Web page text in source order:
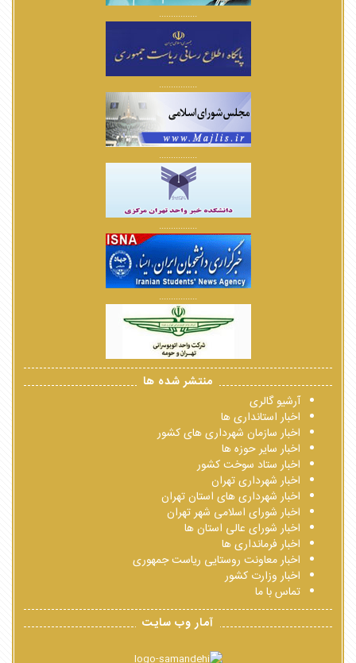
................
................
................
................
................
منتشر شده ها
آرشیو گالری
اخبار استانداری ها
اخبار سازمان شهرداری های کشور
اخبار سایر حوزه ها
اخبار ستاد سوخت کشور
اخبار شهرداری تهران
اخبار شهرداری های استان تهران
اخبار شورای اسلامی شهر تهران
اخبار شورای عالی استان ها
اخبار فرمانداری ها
اخبار معاونت روستایی ریاست جمهوری
اخبار وزارت کشور
تماس با ما
آمار وب سایت